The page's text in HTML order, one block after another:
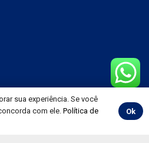
sua experiência. Se você
com ele. Política de
Ok